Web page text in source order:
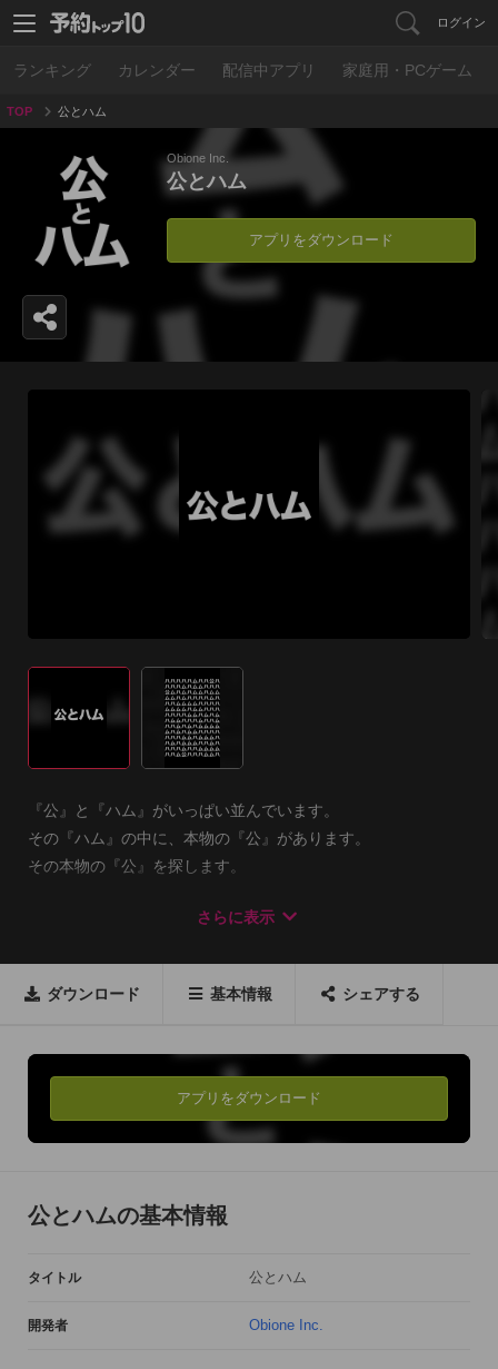
ログイン
ランキング カレンダー 配信中アプリ 家庭用・PCゲーム
TOP 公とハム
Obione Inc.
公とハム
アプリをダウンロード
『公』と『ハム』がいっぱい並んでいます。
その『ハム』の中に、本物の『公』があります。
その本物の『公』を探します。
たくさん探すほどにスコアがアップ！
『公』探しのプロはどこに…
さらに表示
ダウンロード 基本情報 シェアする
アプリをダウンロード
公とハムの基本情報
タイトル 公とハム
開発者 Obione Inc.